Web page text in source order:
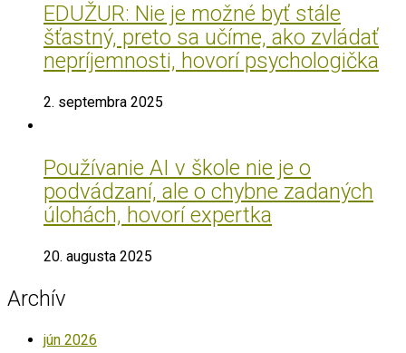
EDUŽUR: Nie je možné byť stále
šťastný, preto sa učíme, ako zvládať
nepríjemnosti, hovorí psychologička
2. septembra 2025
Používanie AI v škole nie je o
podvádzaní, ale o chybne zadaných
úlohách, hovorí expertka
20. augusta 2025
Archív
jún 2026